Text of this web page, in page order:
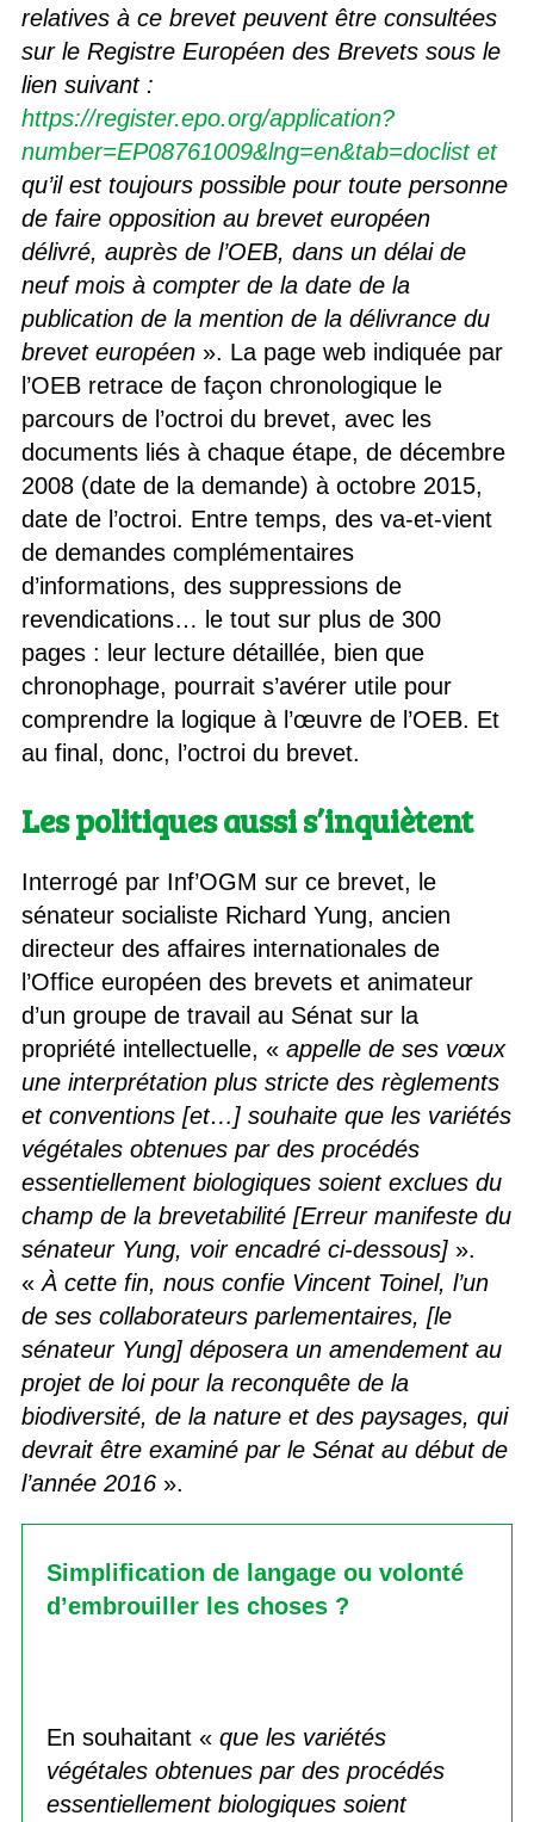
relatives à ce brevet peuvent être consultées
sur le Registre Européen des Brevets sous le
lien suivant :
https://register.epo.org/application?
number=EP08761009&lng=en&tab=doclist et
qu’il est toujours possible pour toute personne
de faire opposition au brevet européen
délivré, auprès de l’OEB, dans un délai de
neuf mois à compter de la date de la
publication de la mention de la délivrance du
brevet européen». La page web indiquée par
l’OEB retrace de façon chronologique le
parcours de l’octroi du brevet, avec les
documents liés à chaque étape, de décembre
2008 (date de la demande) à octobre 2015,
date de l’octroi. Entre temps, des va-et-vient
de demandes complémentaires
d’informations, des suppressions de
revendications… le tout sur plus de 300
pages : leur lecture détaillée, bien que
chronophage, pourrait s’avérer utile pour
comprendre la logique à l’œuvre de l’OEB. Et
au final, donc, l’octroi du brevet.
Les politiques aussi s’inquiètent
Interrogé par Inf’OGM sur ce brevet, le
sénateur socialiste Richard Yung, ancien
directeur des affaires internationales de
l’Office européen des brevets et animateur
d’un groupe de travail au Sénat sur la
propriété intellectuelle, « appelle de ses vœux
une interprétation plus stricte des règlements
et conventions [et…] souhaite que les variétés
végétales obtenues par des procédés
essentiellement biologiques soient exclues du
champ de la brevetabilité [Erreur manifeste du
sénateur Yung, voir encadré ci-dessous]».
« À cette fin, nous confie Vincent Toinel, l’un
de ses collaborateurs parlementaires, [le
sénateur Yung] déposera un amendement au
projet de loi pour la reconquête de la
biodiversité, de la nature et des paysages, qui
devrait être examiné par le Sénat au début de
l’année 2016».
Simplification de langage ou volonté
d’embrouiller les choses ?
En souhaitant « que les variétés
végétales obtenues par des procédés
essentiellement biologiques soient